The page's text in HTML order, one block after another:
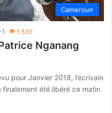
Cameroun
1 1 530
Nganang
pour Janvier 2018, l’écrivain
été libéré ce matin